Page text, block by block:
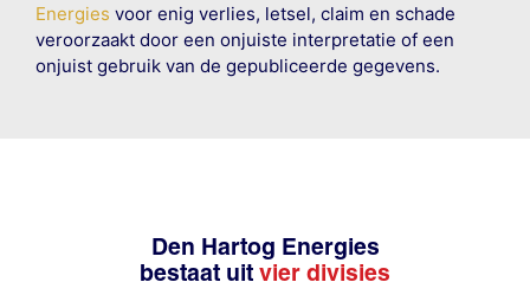
Energies voor enig verlies, letsel, claim en schade
veroorzaakt door een onjuiste interpretatie of een
onjuist gebruik van de gepubliceerde gegevens.
Den Hartog Energies
bestaat uit vier divisies